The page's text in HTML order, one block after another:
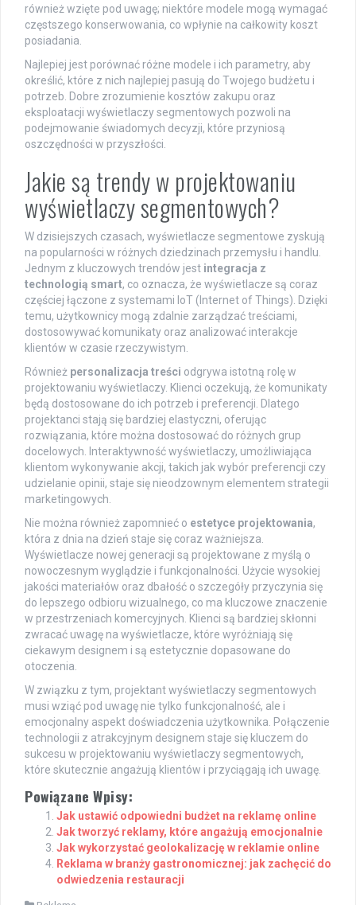
również wzięte pod uwagę; niektóre modele mogą wymagać
częstszego konserwowania, co wpłynie na całkowity koszt
posiadania.
Najlepiej jest porównać różne modele i ich parametry, aby
określić, które z nich najlepiej pasują do Twojego budżetu i
potrzeb. Dobre zrozumienie kosztów zakupu oraz
eksploatacji wyświetlaczy segmentowych pozwoli na
podejmowanie świadomych decyzji, które przyniosą
oszczędności w przyszłości.
Jakie są trendy w projektowaniu
wyświetlaczy segmentowych?
W dzisiejszych czasach, wyświetlacze segmentowe zyskują
na popularności w różnych dziedzinach przemysłu i handlu.
Jednym z kluczowych trendów jest integracja z
technologią smart, co oznacza, że wyświetlacze są coraz
częściej łączone z systemami IoT (Internet of Things). Dzięki
temu, użytkownicy mogą zdalnie zarządzać treściami,
dostosowywać komunikaty oraz analizować interakcje
klientów w czasie rzeczywistym.
Również personalizacja treści odgrywa istotną rolę w
projektowaniu wyświetlaczy. Klienci oczekują, że komunikaty
będą dostosowane do ich potrzeb i preferencji. Dlatego
projektanci stają się bardziej elastyczni, oferując
rozwiązania, które można dostosować do różnych grup
docelowych. Interaktywność wyświetlaczy, umożliwiająca
klientom wykonywanie akcji, takich jak wybór preferencji czy
udzielanie opinii, staje się nieodzownym elementem strategii
marketingowych.
Nie można również zapomnieć o estetyce projektowania,
która z dnia na dzień staje się coraz ważniejsza.
Wyświetlacze nowej generacji są projektowane z myślą o
nowoczesnym wyglądzie i funkcjonalności. Użycie wysokiej
jakości materiałów oraz dbałość o szczegóły przyczynia się
do lepszego odbioru wizualnego, co ma kluczowe znaczenie
w przestrzeniach komercyjnych. Klienci są bardziej skłonni
zwracać uwagę na wyświetlacze, które wyróżniają się
ciekawym designem i są estetycznie dopasowane do
otoczenia.
W związku z tym, projektant wyświetlaczy segmentowych
musi wziąć pod uwagę nie tylko funkcjonalność, ale i
emocjonalny aspekt doświadczenia użytkownika. Połączenie
technologii z atrakcyjnym designem staje się kluczem do
sukcesu w projektowaniu wyświetlaczy segmentowych,
które skutecznie angażują klientów i przyciągają ich uwagę.
Powiązane Wpisy:
Jak ustawić odpowiedni budżet na reklamę online
Jak tworzyć reklamy, które angażują emocjonalnie
Jak wykorzystać geolokalizację w reklamie online
Reklama w branży gastronomicznej: jak zachęcić do
odwiedzenia restauracji